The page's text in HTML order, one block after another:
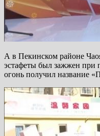
А в Пекинском районе
эстафеты был зажжен при
огонь получил название